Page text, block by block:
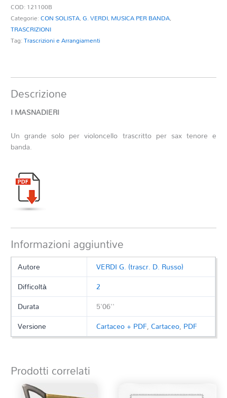
COD: 121100B
Categorie:CON SOLISTA,G. VERDI, MUSICA PER BANDA,
TRASCRIZIONI
Tag:Trascrizioni e Arrangiamenti
Descrizione
I MASNADIERI
Un grande solo per violoncello trascritto per sax tenore e
banda.
Informazioni aggiuntive
Autore
VERDI G. (trascr. D. Russo)
Difficoltà
2
Durata
5'06''
Versione
Cartaceo + PDF,Cartaceo, PDF
Prodotti correlati